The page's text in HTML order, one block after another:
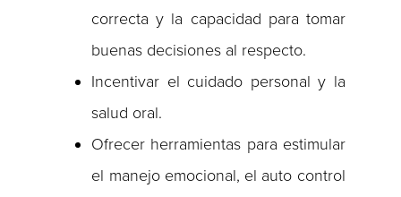
correcta y la capacidad para tomar
buenas decisiones al respecto.
Incentivar el cuidado personal y la
salud oral.
Ofrecer herramientas para estimular
el manejo emocional, el auto control